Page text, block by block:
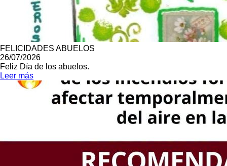
FELICIDADES ABUELOS
26/07/2026
Feliz Día de los abuelos.
Leer más